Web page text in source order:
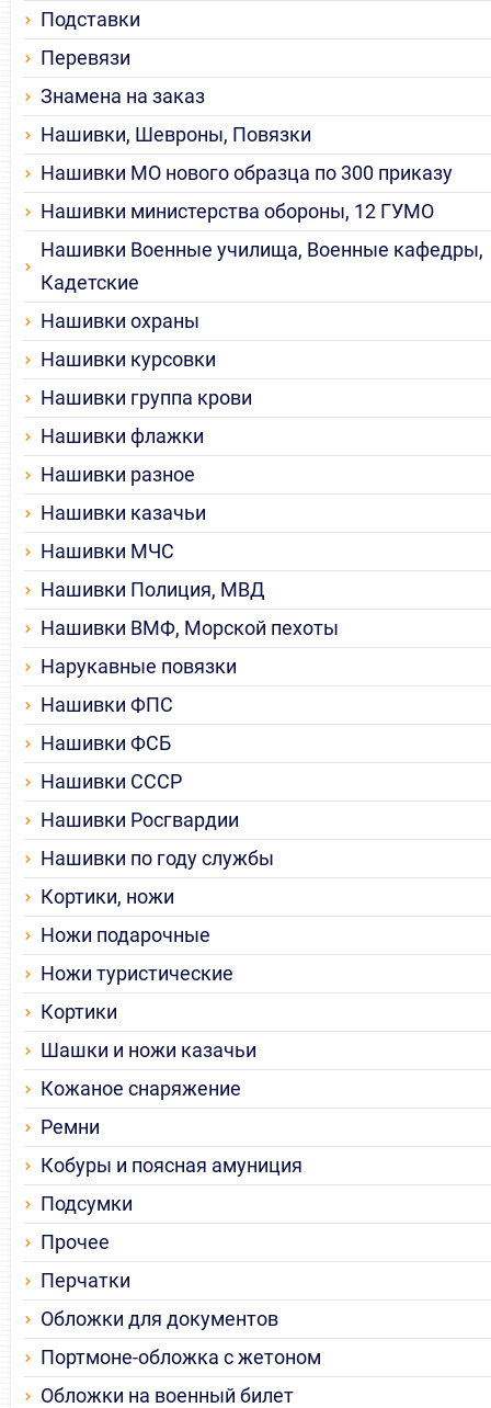
Подставки
Перевязи
Знамена на заказ
Нашивки, Шевроны, Повязки
Нашивки МО нового образца по 300 приказу
Нашивки министерства обороны, 12 ГУМО
Нашивки Военные училища, Военные кафедры,
Кадетские
Нашивки охраны
Нашивки курсовки
Нашивки группа крови
Нашивки флажки
Нашивки разное
Нашивки казачьи
Нашивки МЧС
Нашивки Полиция, МВД
Нашивки ВМФ, Морской пехоты
Нарукавные повязки
Нашивки ФПС
Нашивки ФСБ
Нашивки СССР
Нашивки Росгвардии
Нашивки по году службы
Кортики, ножи
Ножи подарочные
Ножи туристические
Кортики
Шашки и ножи казачьи
Кожаное снаряжение
Ремни
Кобуры и поясная амуниция
Подсумки
Прочее
Перчатки
Обложки для документов
Портмоне-обложка с жетоном
Обложки на военный билет